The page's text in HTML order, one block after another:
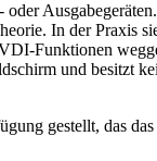
In der Praxis
Funktionen
und besitzt
gestellt, das